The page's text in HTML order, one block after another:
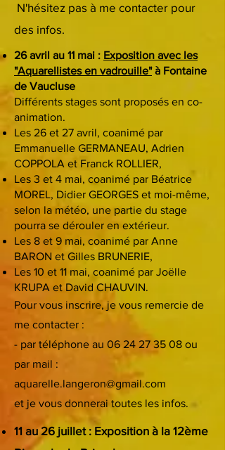
N'hésitez pas à me contacter pour
des infos.
26 avril au 11 mai : Exposition avec les
"Aquarellistes en vadrouille"à Fontaine
de Vaucluse
Différents stages sont proposés en co-
animation.
Les 26 et 27 avril, coanimé par
Emmanuelle GERMANEAU, Adrien
COPPOLA et Franck ROLLIER,
Les 3 et 4 mai, coanimé par Béatrice
MOREL, Didier GEORGES et moi-même,
selon la météo, une partie du stage
pourra se dérouler en extérieur.
Les 8 et 9 mai, coanimé par Anne
BARON et Gilles BRUNERIE,
Les 10 et 11 mai, coanimé par Joëlle
KRUPA et David CHAUVIN.
Pour vous inscrire, je vous remercie de
me contacter :
- par téléphone au 06 24 27 35 08 ou
par mail :
aquarelle.langeron@gmail.com
et je vous donnerai toutes les infos.
11 au 26 juillet : Exposition à la 12ème